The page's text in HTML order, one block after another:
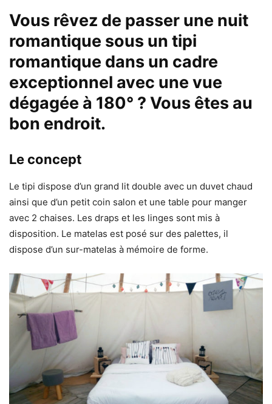
Vous rêvez de passer une nuit
romantique sous un tipi
romantique dans un cadre
exceptionnel avec une vue
dégagée à 180° ? Vous êtes au
bon endroit.
Le concept
Le tipi dispose d’un grand lit double avec un duvet chaud
ainsi que d’un petit coin salon et une table pour manger
avec 2 chaises. Les draps et les linges sont mis à
disposition. Le matelas est posé sur des palettes, il
dispose d’un sur-matelas à mémoire de forme.